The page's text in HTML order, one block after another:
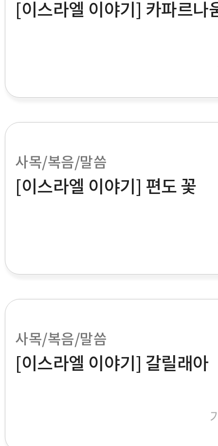
[이스라엘 이야기] 카파르나
사목/복음/말씀
[이스라엘 이야기] 편도 꽃
사목/복음/말씀
[이스라엘 이야기] 갈릴래아